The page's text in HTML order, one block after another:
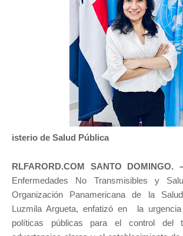
isterio de Salud Pública
RLFARORD.COM SANTO DOMINGO.
Enfermedades No Transmisibles y
Organización Panamericana de la
Luzmila Argueta, enfatizó en la
políticas públicas para el control del